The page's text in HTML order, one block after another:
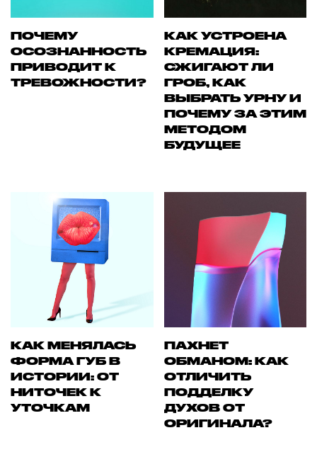
ПОЧЕМУ
ОСОЗНАННОСТЬ
ПРИВОДИТ К
ТРЕВОЖНОСТИ?
КАК УСТРОЕНА
КРЕМАЦИЯ:
СЖИГАЮТ ЛИ
ГРОБ, КАК
ВЫБРАТЬ УРНУ И
ПОЧЕМУ ЗА ЭТИМ
МЕТОДОМ
БУДУЩЕЕ
КАК МЕНЯЛАСЬ
ФОРМА ГУБ В
ИСТОРИИ: ОТ
НИТОЧЕК К
УТОЧКАМ
ПАХНЕТ
ОБМАНОМ: КАК
ОТЛИЧИТЬ
ПОДДЕЛКУ
ДУХОВ ОТ
ОРИГИНАЛА?